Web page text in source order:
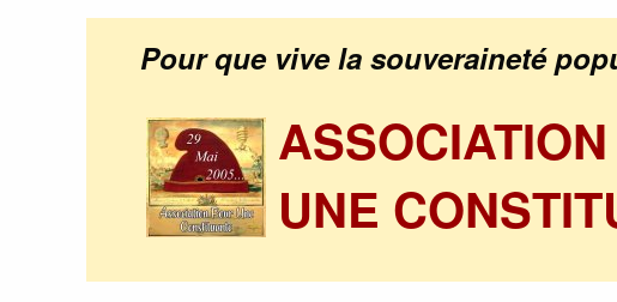
Pour que vive la souveraineté
UNE